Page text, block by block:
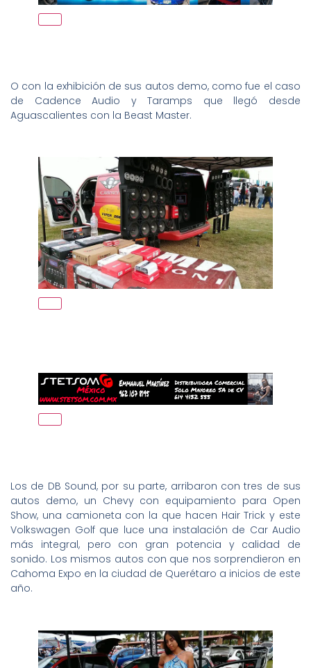
O con la exhibición de sus autos demo, como fue el caso
de Cadence Audio y Taramps que llegó desde
Aguascalientes con la Beast Master.
Los de DB Sound, por su parte, arribaron con tres de sus
autos demo, un Chevy con equipamiento para Open
Show, una camioneta con la que hacen Hair Trick y este
Volkswagen Golf que luce una instalación de Car Audio
más integral, pero con gran potencia y calidad de
sonido. Los mismos autos con que nos sorprendieron en
Cahoma Expo en la ciudad de Querétaro a inicios de este
año.